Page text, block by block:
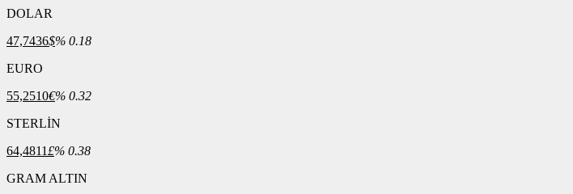
DOLAR
47,7436$% 0.18
EURO
55,2510€% 0.32
STERLİN
64,4811£% 0.38
GRAM ALTIN